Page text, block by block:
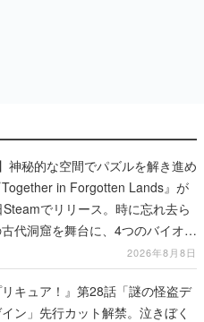
神秘的な空間でパズルを解き進め
in Forgotten Lands』が
でリリース。時に忘れ去ら
代洞窟を舞台に、4つのバイオー
2026年8月8日
リキュア！』第28話「謎の怪盗デ
ン」先行カット解禁。泣きぼく